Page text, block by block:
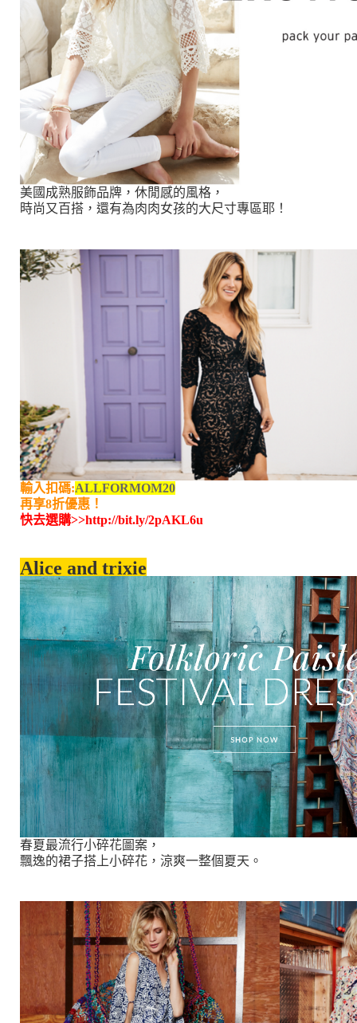
美國成熟服飾品牌，休閒感的風格，
時尚又百搭，還有為肉肉女孩的大尺寸專區耶！
輸入扣碼:ALLFORMOM20
再享8折優惠！
快去選購>>http://bit.ly/2pAKL6u
Alice and trixie
春夏最流行小碎花圖案，
飄逸的裙子搭上小碎花，涼爽一整個夏天。